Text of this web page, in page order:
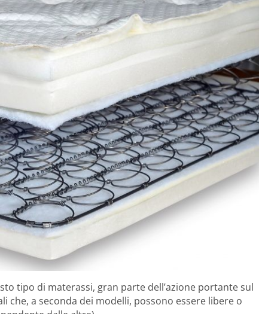
tipo di materassi, gran parte dell’azione portante sul
che, a seconda dei modelli, possono essere libere o